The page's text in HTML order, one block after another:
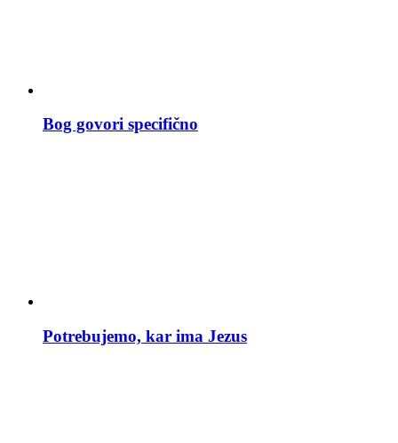
Bog govori specifično
Potrebujemo, kar ima Jezus